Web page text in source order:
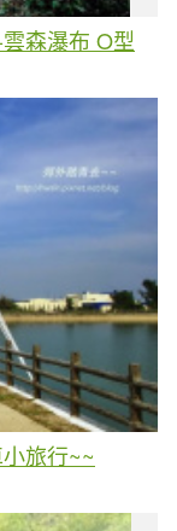
森瀑布 O型
旅行~~